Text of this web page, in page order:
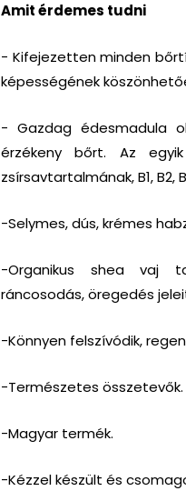
Amit érdemes tudni
- Kifejezetten minden
képességének
- Gazdag édesmadula
érzékeny bőrt. Az
zsírsavtartalmának, B1, B2,
-Selymes, dús, krémes
-Organikus shea vaj
ráncosodás, öregedés
-Könnyen felszívódik,
-Természetes összetevők.
-Magyar termék.
-Kézzel készült és